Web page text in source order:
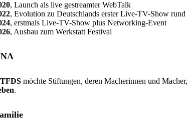
, Launch als live gestreamter WebTalk
, Evolution zu Deutschlands erster Live-TV-Show
, erstmals Live-TV-Show plus Networking-Event
, Ausbau zum Werkstatt Festival
möchte Stiftungen, deren Macherinnen und
.